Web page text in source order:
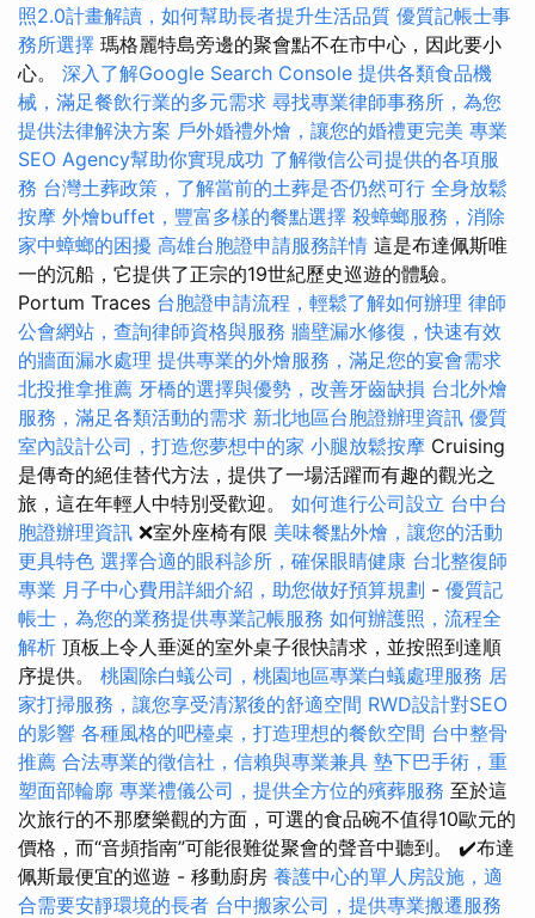
照2.0計畫解讀，如何幫助長者提升生活品質 優質記帳士事
務所選擇 瑪格麗特島旁邊的聚會點不在市中心，因此要小
心。 深入了解Google Search Console 提供各類食品機
械，滿足餐飲行業的多元需求 尋找專業律師事務所，為您
提供法律解決方案 戶外婚禮外燴，讓您的婚禮更完美 專業
SEO Agency幫助你實現成功 了解徵信公司提供的各項服
務 台灣土葬政策，了解當前的土葬是否仍然可行 全身放鬆
按摩 外燴buffet，豐富多樣的餐點選擇 殺蟑螂服務，消除
家中蟑螂的困擾 高雄台胞證申請服務詳情 這是布達佩斯唯
一的沉船，它提供了正宗的19世紀歷史巡遊的體驗。
Portum Traces 台胞證申請流程，輕鬆了解如何辦理 律師
公會網站，查詢律師資格與服務 牆壁漏水修復，快速有效
的牆面漏水處理 提供專業的外燴服務，滿足您的宴會需求
北投推拿推薦 牙橋的選擇與優勢，改善牙齒缺損 台北外燴
服務，滿足各類活動的需求 新北地區台胞證辦理資訊 優質
室內設計公司，打造您夢想中的家 小腿放鬆按摩 Cruising
是傳奇的絕佳替代方法，提供了一場活躍而有趣的觀光之
旅，這在年輕人中特別受歡迎。 如何進行公司設立 台中台
胞證辦理資訊 ❌室外座椅有限 美味餐點外燴，讓您的活動
更具特色 選擇合適的眼科診所，確保眼睛健康 台北整復師
專業 月子中心費用詳細介紹，助您做好預算規劃 - 優質記
帳士，為您的業務提供專業記帳服務 如何辦護照，流程全
解析 頂板上令人垂涎的室外桌子很快請求，並按照到達順
序提供。 桃園除白蟻公司，桃園地區專業白蟻處理服務 居
家打掃服務，讓您享受清潔後的舒適空間 RWD設計對SEO
的影響 各種風格的吧檯桌，打造理想的餐飲空間 台中整骨
推薦 合法專業的徵信社，信賴與專業兼具 墊下巴手術，重
塑面部輪廓 專業禮儀公司，提供全方位的殯葬服務 至於這
次旅行的不那麼樂觀的方面，可選的食品碗不值得10歐元的
價格，而“音頻指南”可能很難從聚會的聲音中聽到。 ✔️布達
佩斯最便宜的巡遊 - 移動廚房 養護中心的單人房設施，適
合需要安靜環境的長者 台中搬家公司，提供專業搬遷服務